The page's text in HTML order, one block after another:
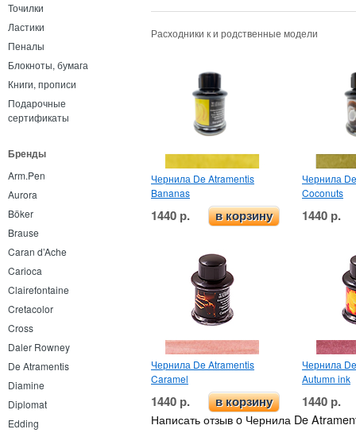
Точилки
Ластики
Пеналы
Блокноты, бумага
Книги, прописи
Подарочные
сертификаты
Бренды
Arm.Pen
Aurora
Böker
Brause
Caran d’Ache
Carioca
Clairefontaine
Cretacolor
Cross
Daler Rowney
De Atramentis
Diamine
Diplomat
Edding
Расходники к и родственные модели
Чернила De Atramentis
Bananas
1440 р. в корзину
Чернила
Coconuts
1440 р.
Чернила De Atramentis
Caramel
1440 р. в корзину
Чернила
Autumn ink
1440 р.
Написать отзыв o Чернила De